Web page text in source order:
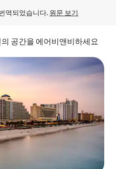
역되었습니다. 원문 보기
공간을 에어비앤비하세요